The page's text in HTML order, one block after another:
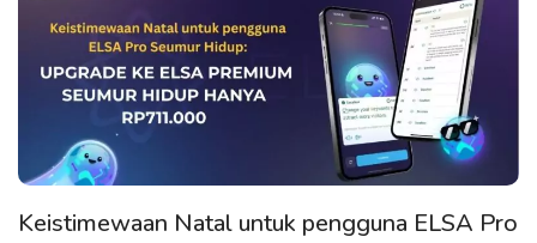
Keistimewaan Natal untuk pengguna ELSA Pro